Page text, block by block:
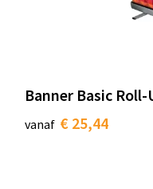
Banner Basic Roll-
vanaf € 25,44